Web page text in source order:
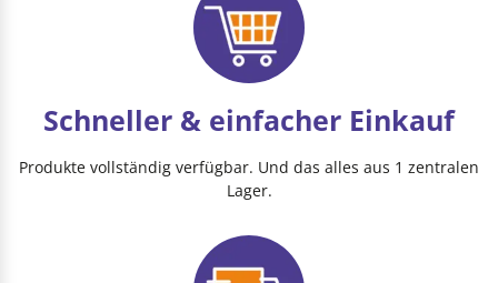
Schneller & einfacher Einkauf
Produkte vollständig verfügbar. Und das alles aus 1 zentralen
Lager.